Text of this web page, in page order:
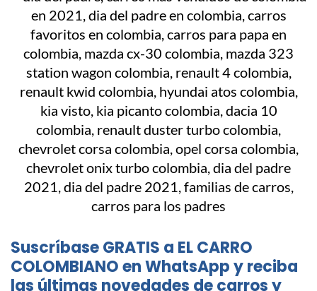
Suscríbase GRATIS a EL CARRO
COLOMBIANO en WhatsApp y reciba
las últimas novedades de carros y